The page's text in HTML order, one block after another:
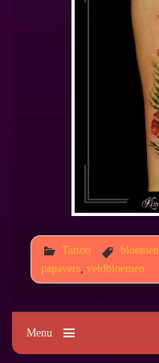
Tattoo bloemen
papavers, veldbloemen
Menu